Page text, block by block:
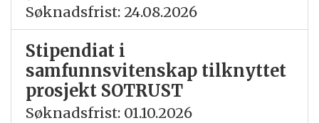
Søknadsfrist: 24.08.2026
Stipendiat i
samfunnsvitenskap tilknyttet
prosjekt SOTRUST
Søknadsfrist: 01.10.2026